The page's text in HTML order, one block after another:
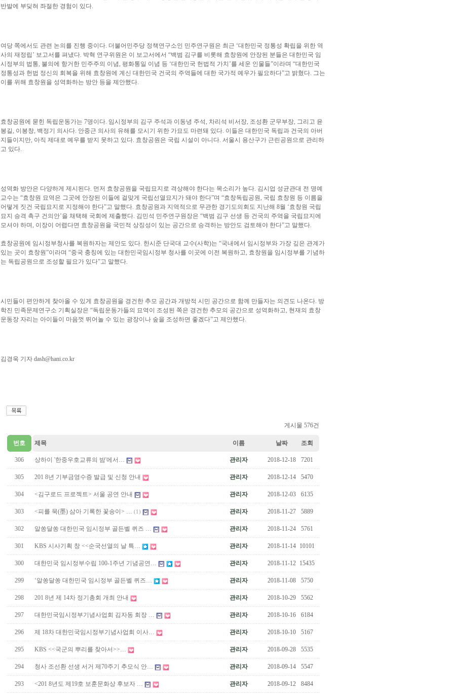
반발에 부딪혀 좌절한 경험이 있다.
여당 쪽에서도 관련 논의를 진행 중이다. 더불어민주당 정책연구소인 민주연구원은 최근 ‘대한민국 정통성 확립을 위한 역
사의 재정립’ 보고서를 펴냈다. 박혁 연구위원은 이 보고서에서 “백범 김구를 비롯해 효창원에 안장된 분들은 대한민국 임
시정부의 법통, 불의에 항거한 민주주의 이념, 평화통일 이념 등 ‘대한민국 헌법적 가치’를 세운 인물들”이라며 “대한민국
정통성과 헌법 정신의 회복을 위해 효창원에 계신 대한민국 건국의 주역들에 대한 국가적 예우가 필요하다”고 밝혔다. 그는
이를 위해 효창원을 성역화하는 방안 등을 제안했다.
효창공원에 묻힌 독립운동가는 7명이다. 임시정부의 김구 주석과 이동녕 주석, 차리석 비서장, 조성환 군무부장, 그리고 윤
봉길, 이봉창, 백정기 의사다. 안중근 의사의 유해를 모시기 위한 가묘도 마련돼 있다. 이들은 대한민국 독립과 건국의 아버
지들이지만, 아직 제대로 예우를 받지 못하고 있다. 효창공원은 국립 시설이 아니다. 서울시 용산구가 근린공원으로 관리하
고 있다.
성역화 방안은 다양하게 제시된다. 먼저 효창공원을 국립묘지로 격상해야 한다는 목소리가 높다. 김시업 성균관대 전 명예
교수는 “효창원 묘역은 그곳에 안장된 이들에 걸맞게 국립선열묘지가 돼야 한다”며 “효창독립공원, 국립 효창원 등 이름을
어떻게 짓건 국립묘지로 지정해야 한다”고 말했다. 효창공원과 지역적으로 무관한 경기도의회도 지난해 8월 ‘효창원 국립
묘지 승격 촉구 건의안’을 채택해 국회에 제출했다. 김민석 민주연구원장은 “백범 김구 선생 등 건국의 주역을 국립묘지에
모셔야 하며, 이장이 어렵다면 효창공원을 국민적 상징성이 있는 공간으로 승격하는 방안도 검토해야 한다”고 말했다.
효창공원에 임시정부청사를 복원하자는 제안도 있다. 한시준 단국대 교수(사학)는 “국내에서 임시정부와 가장 깊은 관계가
있는 곳이 효창원”이라며 “중국 충칭에 있는 대한민국임시정부 청사를 이곳에 이전 복원하고, 효창원을 임시정부를 기념하
는 독립공원으로 조성할 필요가 있다”고 말했다.
시민들이 편안하게 찾아올 수 있게 효창공원을 경건한 추모 공간과 개방적 시민 공간으로 함께 만들자는 의견도 나온다. 방
학진 민족문제연구소 기획실장은 “독립운동가들의 묘역이 조성된 쪽은 경건한 추모의 공간으로 성역화하고, 현재의 효창
운동장 자리는 아이들이 마음껏 뛰어놀 수 있는 광장이나 숲을 조성하면 좋겠다”고 제안했다.
김경욱 기자 dash@hani.co.kr
게시물 576건
번호 제목 이름 날짜 조회
306 상하이 '한중우호교류의 밤'에서… 관리자 2018-12-18 7201
305 201 8년 기부금영수증 발급 및 신청 안내 관리자 2018-12-14 5470
304 <김구로드 프로젝트> 서울 공연 안내 관리자 2018-12-03 6135
303 <피를 묵(墨) 삼아 기록한 꽃송이> … (1) 관리자 2018-11-27 5889
302 알쏭달쏭 대한민국 임시정부 골든벨 퀴즈 … 관리자 2018-11-24 5761
301 KBS 시사기획 창 <<순국선열의 날 특… 관리자 2018-11-14 10101
300 대한민국 임시정부수립 100-1주년 기념공연… 관리자 2018-11-12 15435
299 ‘알쏭달쏭 대한민국 임시정부 골든벨 퀴즈… 관리자 2018-11-08 5750
298 201 8년 제 14차 정기총회 개최 안내 관리자 2018-10-29 5562
297 대한민국임시정부기념사업회 김자동 회장 … 관리자 2018-10-16 6184
296 제 18차 대한민국임시정부기념사업회 이사… 관리자 2018-10-10 5167
295 KBS <<국군의 뿌리를 찾아서>>… 관리자 2018-09-28 5535
294 청사 조선환 선생 서거 제70주기 추모식 안… 관리자 2018-09-14 5547
293 <201 8년도 제19호 보훈문화상 후보자 … 관리자 2018-09-12 8484